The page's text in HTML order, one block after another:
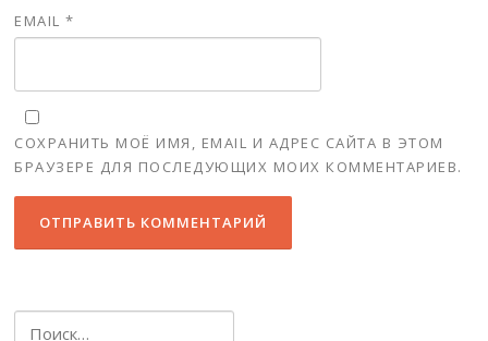
EMAIL*
СОХРАНИТЬ МОЁ ИМЯ, EMAIL И АДРЕС САЙТА В ЭТОМ
БРАУЗЕРЕ ДЛЯ ПОСЛЕДУЮЩИХ МОИХ КОММЕНТАРИЕВ.